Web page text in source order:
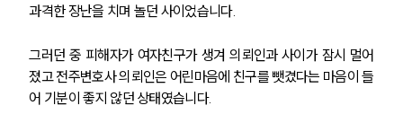
과격한 장난을 치며 놀던 사이었습니다.
그러던 중 피해자가 여자친구가 생겨 의뢰인과 사이가 잠시 멀어
졌고 전주변호사 의뢰인은 어린마음에 친구를 뺏겼다는 마음이 들
어 기분이 좋지 않던 상태였습니다.